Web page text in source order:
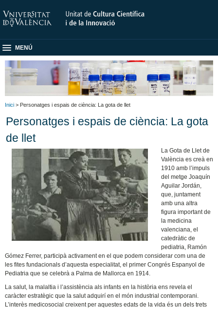
MENÚ
Inici > Personatges i espais de ciència: La gota de llet
Personatges i espais de ciència: La gota
de llet
La Gota de Llet de
València es creà en
1910 amb l’impuls
del metge Joaquín
Aguilar Jordán,
que, juntament
amb una altra
figura important de
la medicina
valenciana, el
catedràtic de
pediatria, Ramón
Gómez Ferrer, participà activament en el que podem considerar com una de
les fites fundacionals d’aquesta especialitat, el primer Congrés Espanyol de
Pediatria que se celebrà a Palma de Mallorca en 1914.
La salut, la malaltia i l’assistència als infants en la història ens revela el
caràcter estratègic que la salut adquirí en el món industrial contemporani.
L’interès medicosocial creixent per aquestes edats de la vida és un dels trets